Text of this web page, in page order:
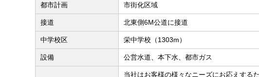
都市計画 市街化区域
接道 北東側6M公道に接道
中学校区 栄中学校（1303m）
設備 公営水道、本下水、都市ガス
当社はお客様の様々なニーズにお応えする